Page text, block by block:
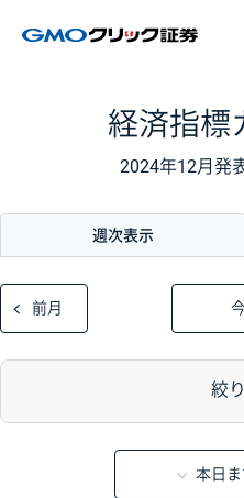
経済指標
2024年12月発
週次表示
前月
絞
重
本日